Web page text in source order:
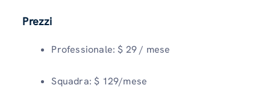
Prezzi
Professionale: $ 29 / mese
Squadra: $ 129/mese